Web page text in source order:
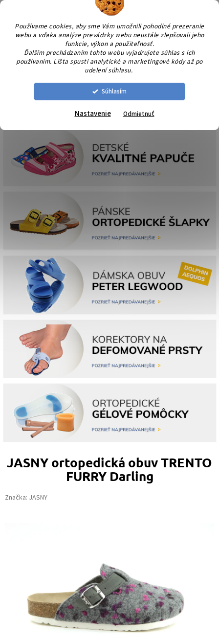
Používame cookies, aby sme Vám umožnili pohodlné prezeranie
webu a vďaka analýze prevádzky webu neustále zlepšovali jeho
funkcie, výkon a použiteľnosť.
Ďalším prechádzaním tohto webu vyjadrujete súhlas s ich
používaním. Lišta spustí analytické a marketingové kódy až po
udelení súhlasu.
Súhlasím
Nastavenie Odmietnuť
Prejsť
obsah
JASNY ortopedická obuv TRENTO
FURRY Darling
Značka: JASNY